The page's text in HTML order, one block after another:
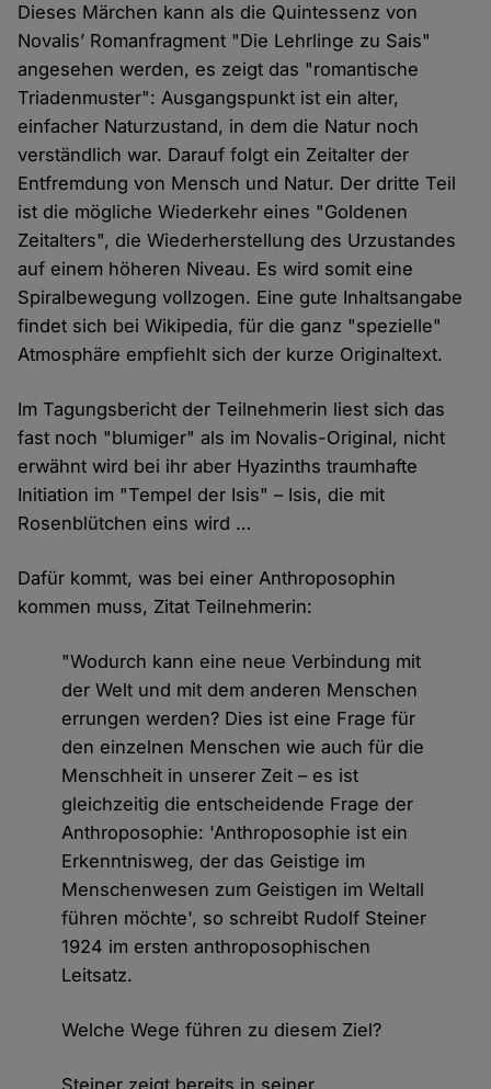
Dieses Märchen kann als die Quintessenz von
Novalis’ Romanfragment "Die Lehrlinge zu Sais"
angesehen werden, es zeigt das "romantische
Triadenmuster": Ausgangspunkt ist ein alter,
einfacher Naturzustand, in dem die Natur noch
verständlich war. Darauf folgt ein Zeitalter der
Entfremdung von Mensch und Natur. Der dritte Teil
ist die mögliche Wiederkehr eines "Goldenen
Zeitalters", die Wiederherstellung des Urzustandes
auf einem höheren Niveau. Es wird somit eine
Spiralbewegung vollzogen. Eine gute Inhaltsangabe
findet sich bei Wikipedia, für die ganz "spezielle"
Atmosphäre empfiehlt sich der kurze Originaltext.
Im Tagungsbericht der Teilnehmerin liest sich das
fast noch "blumiger" als im Novalis-Original, nicht
erwähnt wird bei ihr aber Hyazinths traumhafte
Initiation im "Tempel der Isis" – Isis, die mit
Rosenblütchen eins wird …
Dafür kommt, was bei einer Anthroposophin
kommen muss, Zitat Teilnehmerin:
"Wodurch kann eine neue Verbindung mit
der Welt und mit dem anderen Menschen
errungen werden? Dies ist eine Frage für
den einzelnen Menschen wie auch für die
Menschheit in unserer Zeit – es ist
gleichzeitig die entscheidende Frage der
Anthroposophie: 'Anthroposophie ist ein
Erkenntnisweg, der das Geistige im
Menschenwesen zum Geistigen im Weltall
führen möchte', so schreibt Rudolf Steiner
1924 im ersten anthroposophischen
Leitsatz.
Welche Wege führen zu diesem Ziel?